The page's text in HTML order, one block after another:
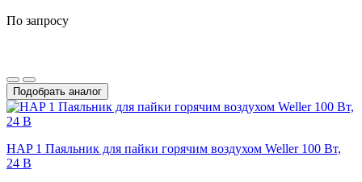
По запросу
Подобрать аналог
HAP 1 Паяльник для пайки горячим воздухом Weller 100 Вт,
24 В